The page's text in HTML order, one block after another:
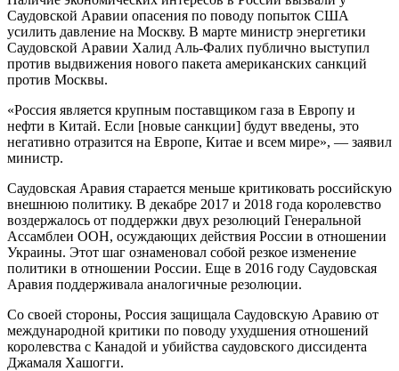
Саудовской Аравии опасения по поводу попыток США
усилить давление на Москву. В марте министр энергетики
Саудовской Аравии Халид Аль-Фалих публично выступил
против выдвижения нового пакета американских санкций
против Москвы.
«Россия является крупным поставщиком газа в Европу и
нефти в Китай. Если [новые санкции] будут введены, это
негативно отразится на Европе, Китае и всем мире», — заявил
министр.
Саудовская Аравия старается меньше критиковать российскую
внешнюю политику. В декабре 2017 и 2018 года королевство
воздержалось от поддержки двух резолюций Генеральной
Ассамблеи ООН, осуждающих действия России в отношении
Украины. Этот шаг ознаменовал собой резкое изменение
политики в отношении России. Еще в 2016 году Саудовская
Аравия поддерживала аналогичные резолюции.
Со своей стороны, Россия защищала Саудовскую Аравию от
международной критики по поводу ухудшения отношений
королевства с Канадой и убийства саудовского диссидента
Джамаля Хашогги.